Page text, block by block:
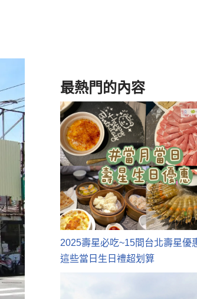
最熱門的內容
2025壽星必吃~15間台北壽星優
這些當日生日禮超划算